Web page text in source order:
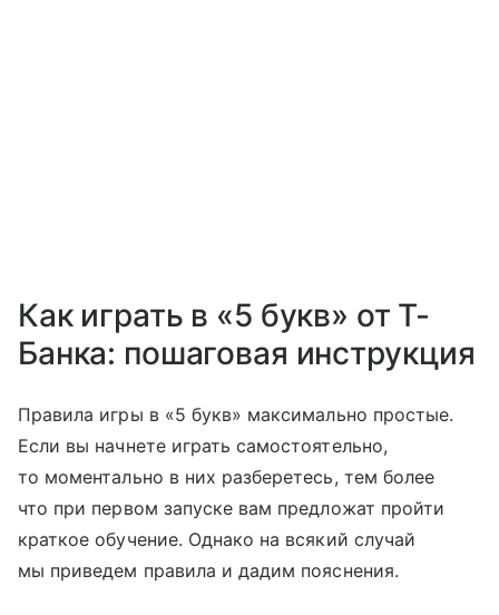
Как играть в «5 букв» от Т-
Банка: пошаговая инструкция
Правила игры в «5 букв» максимально простые.
Если вы начнете играть самостоятельно,
то моментально в них разберетесь, тем более
что при первом запуске вам предложат пройти
краткое обучение. Однако на всякий случай
мы приведем правила и дадим пояснения.